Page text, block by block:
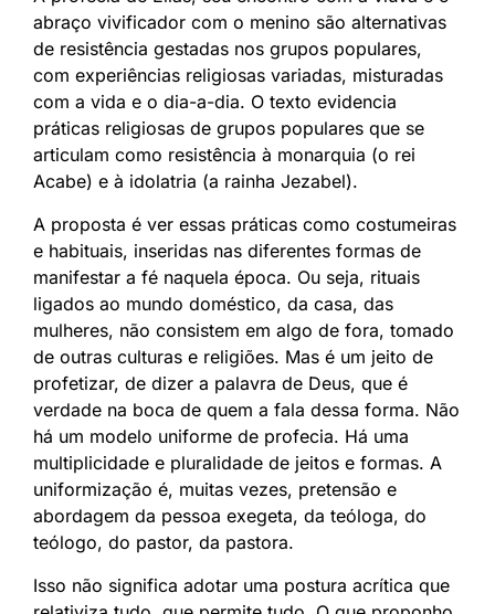
abraço vivificador com o menino são alternativas
de resistência gestadas nos grupos populares,
com experiências religiosas variadas, misturadas
com a vida e o dia-a-dia. O texto evidencia
práticas religiosas de grupos populares que se
articulam como resistência à monarquia (o rei
Acabe) e à idolatria (a rainha Jezabel).
A proposta é ver essas práticas como costumeiras
e habituais, inseridas nas diferentes formas de
manifestar a fé naquela época. Ou seja, rituais
ligados ao mundo doméstico, da casa, das
mulheres, não consistem em algo de fora, tomado
de outras culturas e religiões. Mas é um jeito de
profetizar, de dizer a palavra de Deus, que é
verdade na boca de quem a fala dessa forma. Não
há um modelo uniforme de profecia. Há uma
multiplicidade e pluralidade de jeitos e formas. A
uniformização é, muitas vezes, pretensão e
abordagem da pessoa exegeta, da teóloga, do
teólogo, do pastor, da pastora.
Isso não significa adotar uma postura acrítica que